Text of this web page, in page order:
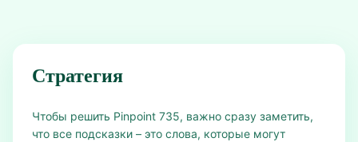
Стратегия
Чтобы решить Pinpoint 735, важно сразу заметить,
что все подсказки – это слова, которые могут